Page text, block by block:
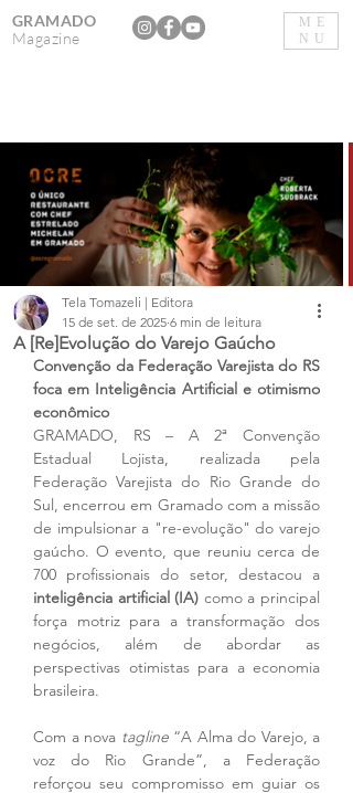
ME
NU
GRAMADO
Magazine
A [Re]Evolução do Varejo Gaúcho
Tela Tomazeli | Editora
15 de set. de 2025 6 min de leitura
Convenção da Federação Varejista do RS
foca em Inteligência Artificial e otimismo
econômico
GRAMADO, RS – A 2ª Convenção
Estadual Lojista, realizada pela
Federação Varejista do Rio Grande do
Sul, encerrou em Gramado com a missão
de impulsionar a "re-evolução" do varejo
gaúcho. O evento, que reuniu cerca de
inteligência artificial (IA) como a principal
força motriz para a transformação dos
negócios, além de abordar as
perspectivas otimistas para a economia
brasileira.
Com a nova tagline “A Alma do Varejo, a
voz do Rio Grande”, a Federação
reforçou seu compromisso em guiar os